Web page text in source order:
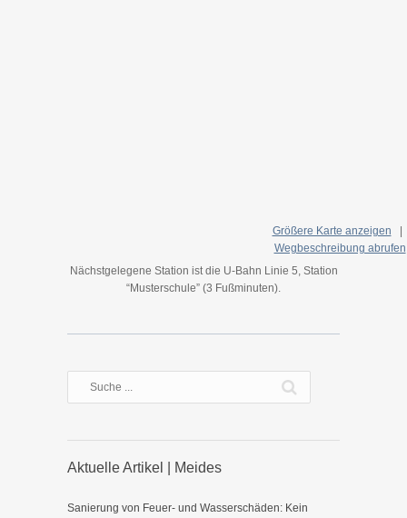
Größere Karte anzeigen
Wegbeschreibung abrufen
Nächstgelegene Station ist die U-Bahn Linie 5, Station
“Musterschule” (3 Fußminuten).
Aktuelle Artikel | Meides
Sanierung von Feuer- und Wasserschäden: Kein